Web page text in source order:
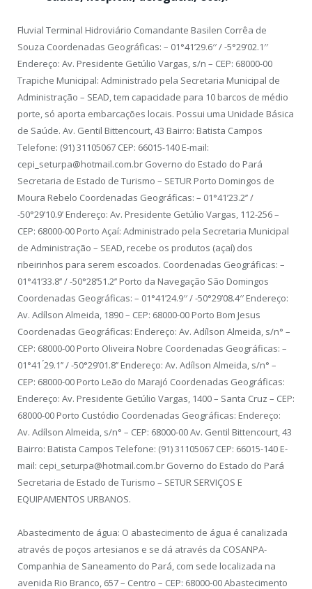
Fluvial Terminal Hidroviário Comandante Basilen Corrêa de
Souza Coordenadas Geográficas: – 01°41’29.6′′ / -5°29’02.1′′
Endereço: Av. Presidente Getúlio Vargas, s/n – CEP: 68000-00
Trapiche Municipal: Administrado pela Secretaria Municipal de
Administração – SEAD, tem capacidade para 10 barcos de médio
porte, só aporta embarcações locais. Possui uma Unidade Básica
de Saúde. Av. Gentil Bittencourt, 43 Bairro: Batista Campos
Telefone: (91) 31105067 CEP: 66015-140 E-mail:
cepi_seturpa@hotmail.com.br Governo do Estado do Pará
Secretaria de Estado de Turismo – SETUR Porto Domingos de
Moura Rebelo Coordenadas Geográficas: – 01°41’23.2’’ /
-50°29’10.9’ Endereço: Av. Presidente Getúlio Vargas, 112-256 –
CEP: 68000-00 Porto Açaí: Administrado pela Secretaria Municipal
de Administração – SEAD, recebe os produtos (açaí) dos
ribeirinhos para serem escoados. Coordenadas Geográficas: –
01°41’33.8’’ / -50°28’51.2’’ Porto da Navegação São Domingos
Coordenadas Geográficas: – 01°41’24.9′′ / -50°29’08.4′′ Endereço:
Av. Adílson Almeida, 1890 – CEP: 68000-00 Porto Bom Jesus
Coordenadas Geográficas: Endereço: Av. Adílson Almeida, s/n° –
CEP: 68000-00 Porto Oliveira Nobre Coordenadas Geográficas: –
01°41 ́29.1’’ / -50°29’01.8’’ Endereço: Av. Adílson Almeida, s/n° –
CEP: 68000-00 Porto Leão do Marajó Coordenadas Geográficas:
Endereço: Av. Presidente Getúlio Vargas, 1400 – Santa Cruz – CEP:
68000-00 Porto Custódio Coordenadas Geográficas: Endereço:
Av. Adílson Almeida, s/n° – CEP: 68000-00 Av. Gentil Bittencourt, 43
Bairro: Batista Campos Telefone: (91) 31105067 CEP: 66015-140 E-
mail: cepi_seturpa@hotmail.com.br Governo do Estado do Pará
Secretaria de Estado de Turismo – SETUR SERVIÇOS E
EQUIPAMENTOS URBANOS.
Abastecimento de água: O abastecimento de água é canalizada
através de poços artesianos e se dá através da COSANPA-
Companhia de Saneamento do Pará, com sede localizada na
avenida Rio Branco, 657 – Centro – CEP: 68000-00 Abastecimento